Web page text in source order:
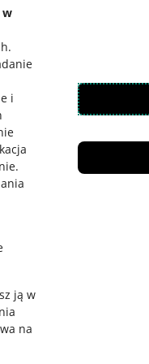
w
.
i
.
ją w
na